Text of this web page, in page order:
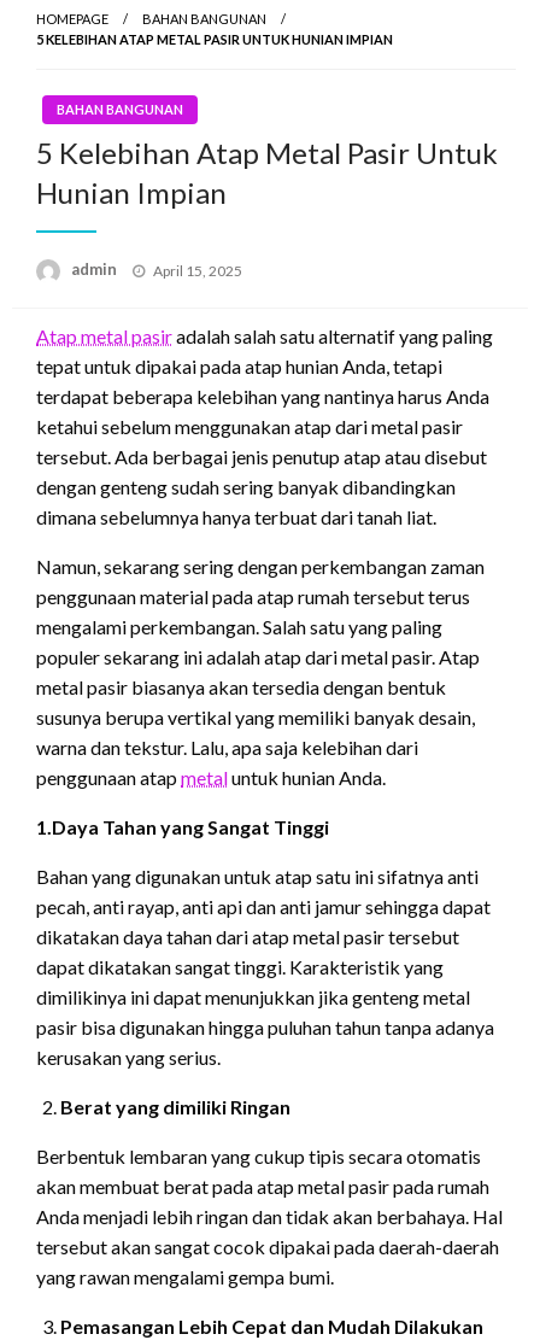
HOMEPAGE
BAHAN BANGUNAN
5 KELEBIHAN ATAP METAL PASIR UNTUK HUNIAN IMPIAN
BAHAN BANGUNAN
5 Kelebihan Atap Metal Pasir Untuk
Hunian Impian
admin
Posted
April 15, 2025
Atap metal pasiradalah salah satu alternatif yang paling
tepat untuk dipakai pada atap hunian Anda, tetapi
terdapat beberapa kelebihan yang nantinya harus Anda
ketahui sebelum menggunakan atap dari metal pasir
tersebut. Ada berbagai jenis penutup atap atau disebut
dengan genteng sudah sering banyak dibandingkan
dimana sebelumnya hanya terbuat dari tanah liat.
Namun, sekarang sering dengan perkembangan zaman
penggunaan material pada atap rumah tersebut terus
mengalami perkembangan. Salah satu yang paling
populer sekarang ini adalah atap dari metal pasir. Atap
metal pasir biasanya akan tersedia dengan bentuk
susunya berupa vertikal yang memiliki banyak desain,
warna dan tekstur. Lalu, apa saja kelebihan dari
penggunaan atapmetaluntuk hunian Anda.
1.Daya Tahan yang Sangat Tinggi
Bahan yang digunakan untuk atap satu ini sifatnya anti
pecah, anti rayap, anti api dan anti jamur sehingga dapat
dikatakan daya tahan dari atap metal pasir tersebut
dapat dikatakan sangat tinggi. Karakteristik yang
dimilikinya ini dapat menunjukkan jika genteng metal
pasir bisa digunakan hingga puluhan tahun tanpa adanya
kerusakan yang serius.
Berat yang dimiliki Ringan
Berbentuk lembaran yang cukup tipis secara otomatis
akan membuat berat pada atap metal pasir pada rumah
Anda menjadi lebih ringan dan tidak akan berbahaya. Hal
tersebut akan sangat cocok dipakai pada daerah-daerah
yang rawan mengalami gempa bumi.
Pemasangan Lebih Cepat dan Mudah Dilakukan